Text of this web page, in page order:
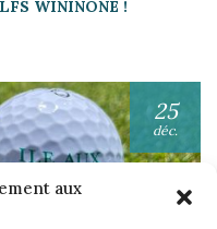
aux
WININONE !
25
déc.